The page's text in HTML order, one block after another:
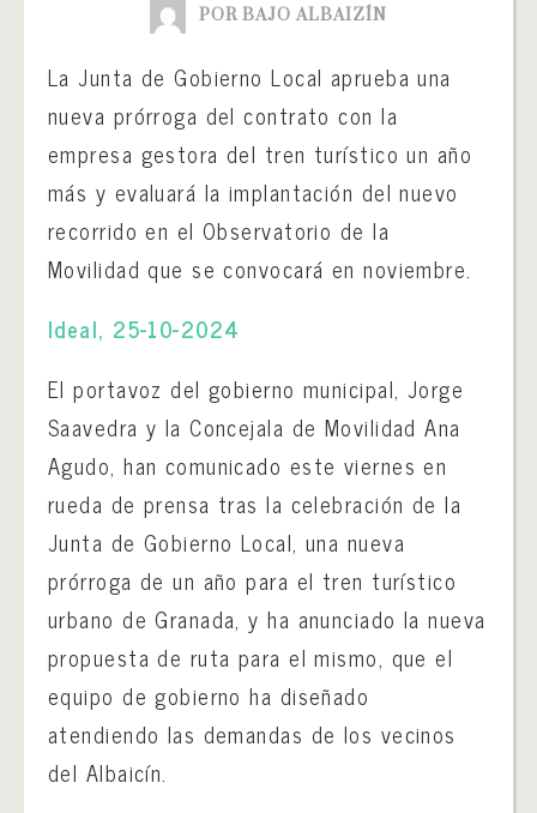
POR BAJO ALBAIZÍN
La Junta de Gobierno Local aprueba una
nueva prórroga del contrato con la
empresa gestora del tren turístico un año
más y evaluará la implantación del nuevo
recorrido en el Observatorio de la
Movilidad que se convocará en noviembre.
Ideal, 25-10-2024
El portavoz del gobierno municipal, Jorge
Saavedra y la Concejala de Movilidad Ana
Agudo, han comunicado este viernes en
rueda de prensa tras la celebración de la
Junta de Gobierno Local, una nueva
prórroga de un año para el tren turístico
urbano de Granada, y ha anunciado la nueva
propuesta de ruta para el mismo, que el
equipo de gobierno ha diseñado
atendiendo las demandas de los vecinos
del Albaicín.